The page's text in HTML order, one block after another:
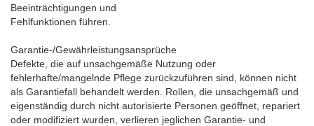
Beeinträchtigungen und
Fehlfunktionen führen.
Garantie-/Gewährleistungsansprüche
Defekte, die auf unsachgemäße Nutzung oder
fehlerhafte/mangelnde Pflege zurückzuführen sind, können nicht
als Garantiefall behandelt werden. Rollen, die unsachgemäß und
eigenständig durch nicht autorisierte Personen geöffnet, repariert
oder modifiziert wurden, verlieren jeglichen Garantie- und